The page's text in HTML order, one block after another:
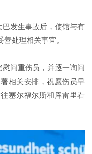
发生事故后，使馆与有
处理相关事宜。
问重伤员，并逐一询问
相关安排，祝愿伤员早
塞尔福尔斯和库雷里看